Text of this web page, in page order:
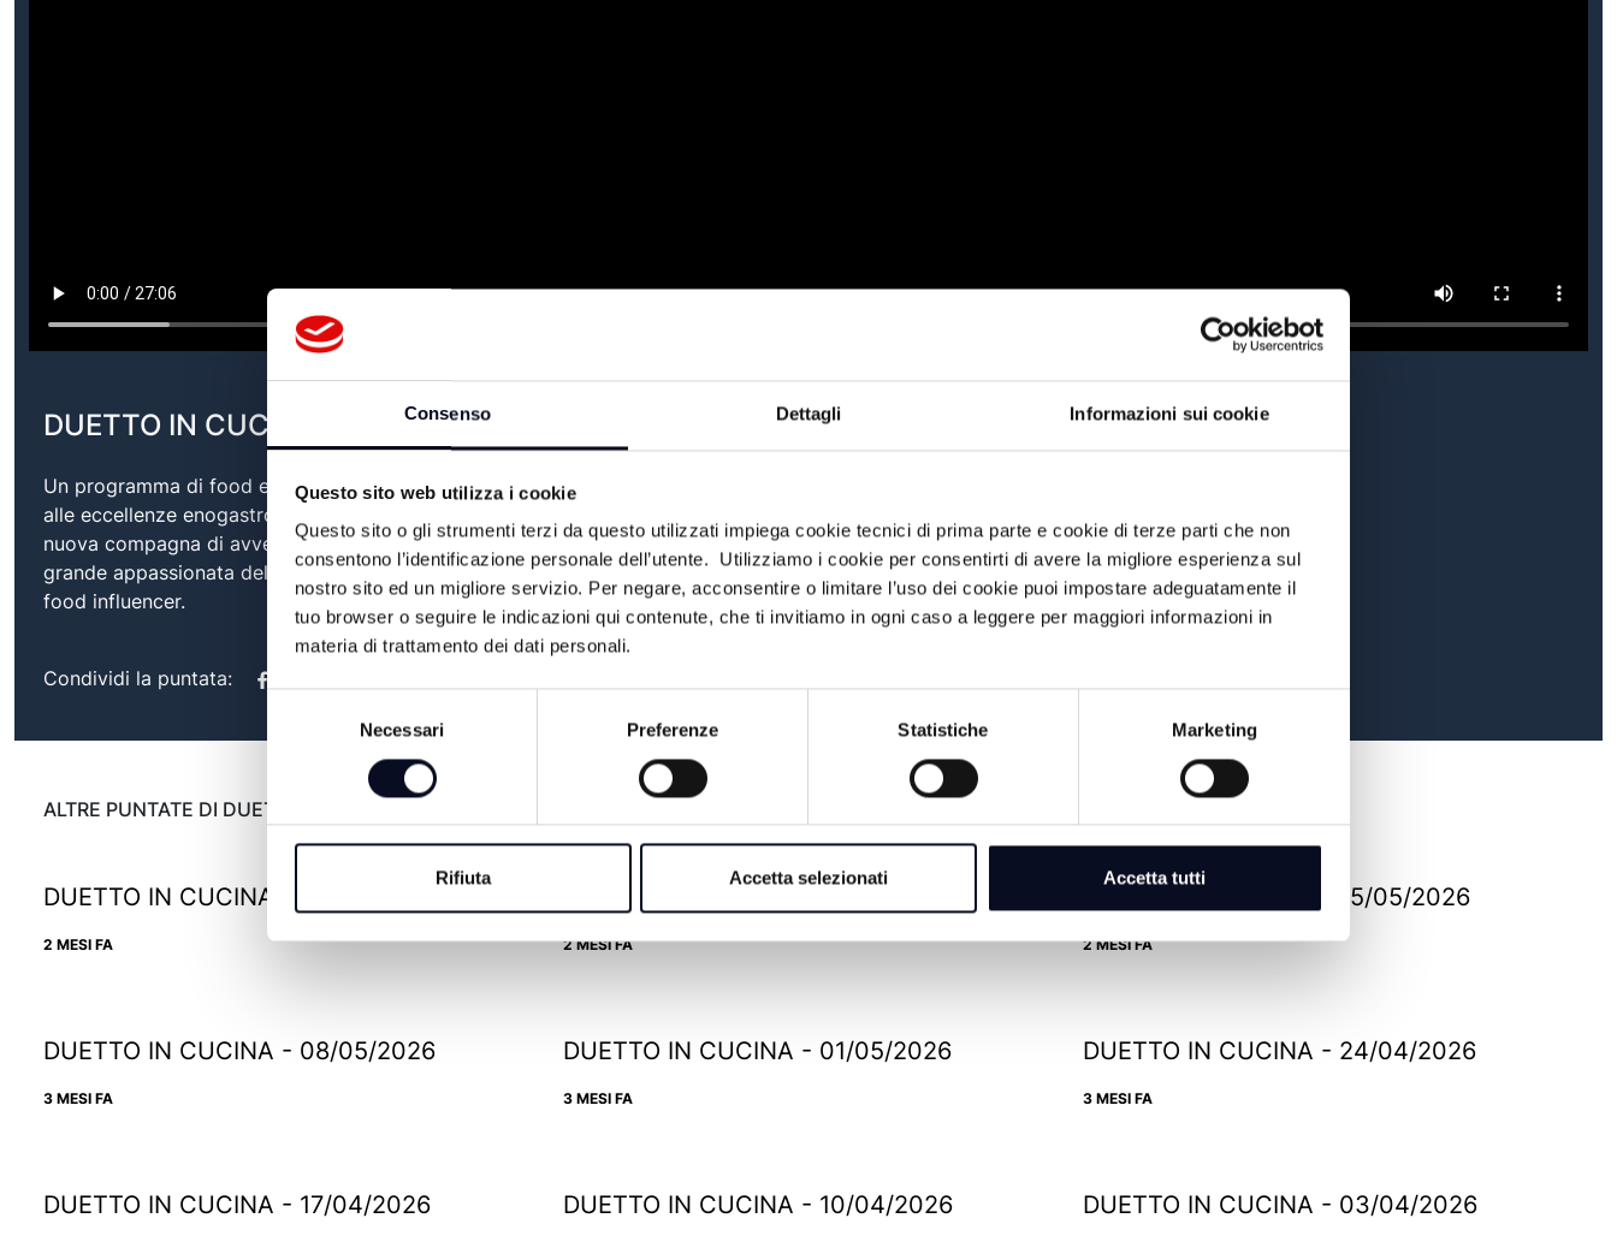
Consenso Dettagli Informazioni sui cookie
Questo sito web utilizza i cookie
Questo sito o gli strumenti terzi da questo utilizzati impiega cookie tecnici di prima parte e cookie di terze parti che non
consentono l’identificazione personale dell’utente. Utilizziamo i cookie per consentirti di avere la migliore esperienza sul
nostro sito ed un migliore servizio. Per negare, acconsentire o limitare l’uso dei cookie puoi impostare adeguatamente il
tuo browser o seguire le indicazioni qui contenute, che ti invitiamo in ogni caso a leggere per maggiori informazioni in
materia di trattamento dei dati personali.
Necessari Preferenze Statistiche Marketing
Rifiuta Accetta selezionati Accetta tutti
DUETTO IN CUCINA - 12/12/2025
Un programma di food entertainment, dedicato al buon cibo, agli ingredienti sani e genuini e
alle eccellenze enogastronomiche. Conducono Cristina Lunardini, Chef, docente, assieme a una
nuova compagna di avventure, Erica Liverani, vincitrice della 5° edizione di Masterchef Italia,
grande appassionata della campagna e della realtà contadina, nonché famosa food blogger e
food influencer.
Condividi la puntata:
ALTRE PUNTATE DI DUETTO IN CUCINA
DUETTO IN CUCINA - 29/05/2026
2 MESI FA 2 MESI FA
DUETTO IN CUCINA - 15/05/2026
2 MESI FA
DUETTO IN CUCINA - 08/05/2026
3 MESI FA
DUETTO IN CUCINA - 01/05/2026
3 MESI FA
DUETTO IN CUCINA - 24/04/2026
3 MESI FA
DUETTO IN CUCINA - 17/04/2026 DUETTO IN CUCINA - 10/04/2026 DUETTO IN CUCINA - 03/04/2026